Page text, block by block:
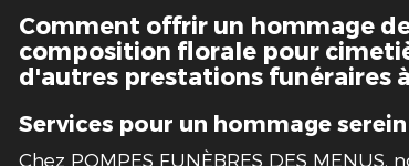
Comment offrir un hommage
composition florale pour
d'autres prestations funéraires
Services pour un hommage serein
Chez POMPES FUNÈBRES DES